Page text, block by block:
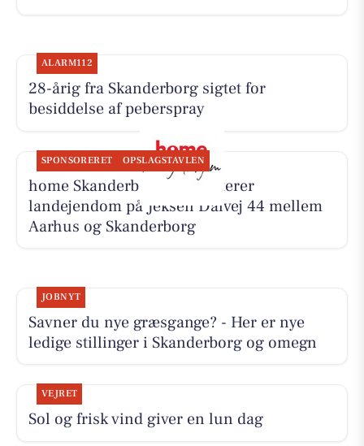
ALARM112
28-årig fra Skanderborg sigtet for
besiddelse af peberspray
SPONSORERET OPSLAGSTAVLEN
home Skanderborg præsenterer
landejendom på Jeksen Dalvej 44 mellem
Aarhus og Skanderborg
JOBNYT
Savner du nye græsgange? - Her er nye
ledige stillinger i Skanderborg og omegn
VEJRET
Sol og frisk vind giver en lun dag